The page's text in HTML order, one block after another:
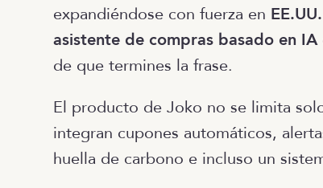
expandiéndose con fuerza en EE.UU.
asistente de compras basado en IA
de que termines la frase.
El producto de Joko no se limita
integran cupones automáticos,
huella de carbono e incluso un